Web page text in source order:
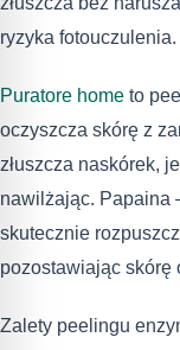
ryzyka fotouczulenia.
Puratore home to
oczyszcza skórę z
złuszcza naskórek,
nawilżając. Papaina
skutecznie
pozostawiając skórę
Zalety peelingu